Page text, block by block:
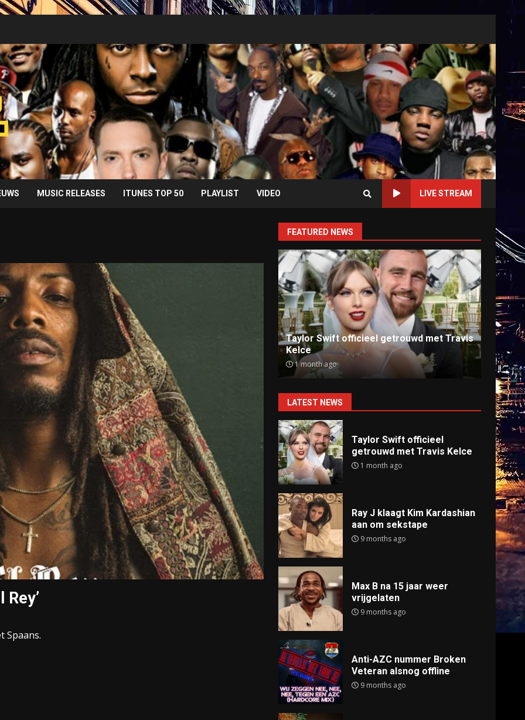
MUSIC RELEASES ITUNES TOP 50 PLAYLIST VIDEO LIVE STREAM
Spaans.
FEATURED NEWS
Taylor Swift officieel getrouwd met Travis
Kelce
1 month ago
Ray J klaagt Kim Kardashian aan om
sekstape
9 months ago
Anti-
9
LATEST NEWS
Taylor Swift officieel
getrouwd met Travis Kelce
1 month ago
Ray J klaagt Kim Kardashian
aan om sekstape
9 months ago
Max B na 15 jaar weer
vrijgelaten
9 months ago
Anti-AZC nummer Broken
Veteran alsnog offline
9 months ago